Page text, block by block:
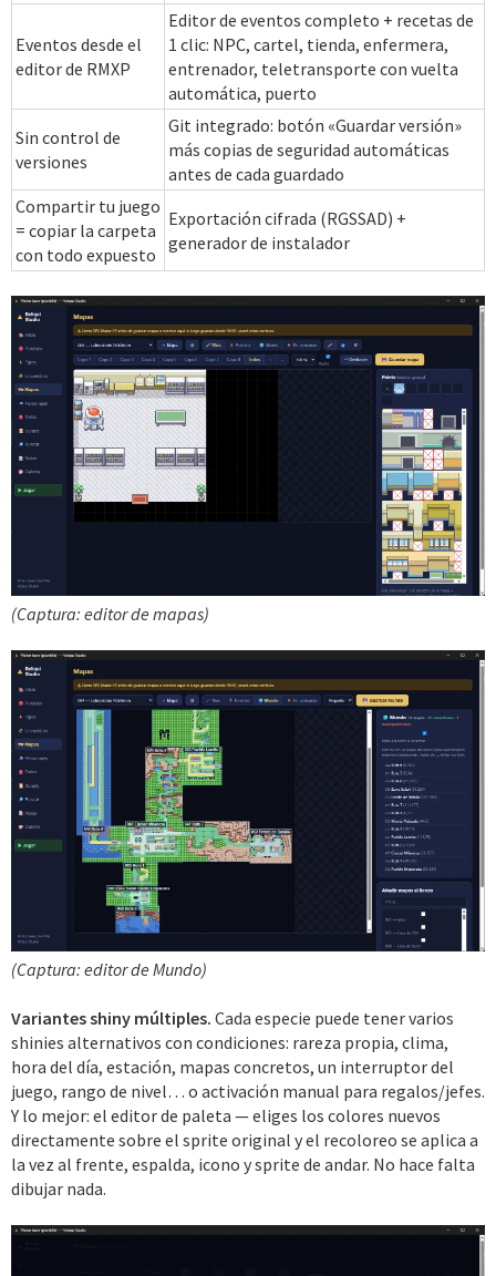
Eventos desde el
editor de RMXP
Editor de eventos completo + recetas de
1 clic: NPC, cartel, tienda, enfermera,
entrenador, teletransporte con vuelta
automática, puerto
Sin control de
versiones
Git integrado: botón «Guardar versión»
más copias de seguridad automáticas
antes de cada guardado
Compartir tu juego
= copiar la carpeta
con todo expuesto
Exportación cifrada (RGSSAD) +
generador de instalador
(Captura: editor de mapas)
(Captura: editor de Mundo)
Variantes shiny múltiples. Cada especie puede tener varios
shinies alternativos con condiciones: rareza propia, clima,
hora del día, estación, mapas concretos, un interruptor del
juego, rango de nivel… o activación manual para regalos/jefes.
Y lo mejor: el editor de paleta — eliges los colores nuevos
directamente sobre el sprite original y el recoloreo se aplica a
la vez al frente, espalda, icono y sprite de andar. No hace falta
dibujar nada.